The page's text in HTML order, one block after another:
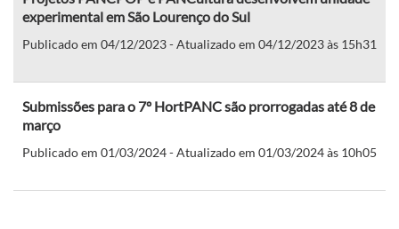
experimental em São Lourenço do Sul
Publicado em 04/12/2023 - Atualizado em 04/12/2023 às 15h31
Submissões para o 7º HortPANC são prorrogadas até 8 de
março
Publicado em 01/03/2024 - Atualizado em 01/03/2024 às 10h05